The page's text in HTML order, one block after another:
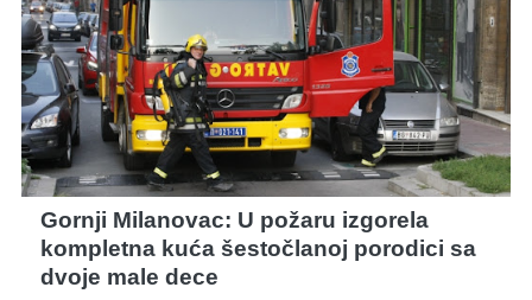
Gornji Milanovac: U požaru izgorela
kompletna kuća šestočlanoj porodici sa
dvoje male dece